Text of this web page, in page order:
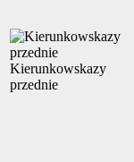
Kierunkowskazy
przednie